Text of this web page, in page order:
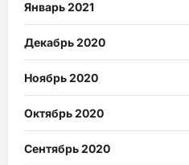
Январь 2021
Декабрь 2020
Ноябрь 2020
Октябрь 2020
Сентябрь 2020